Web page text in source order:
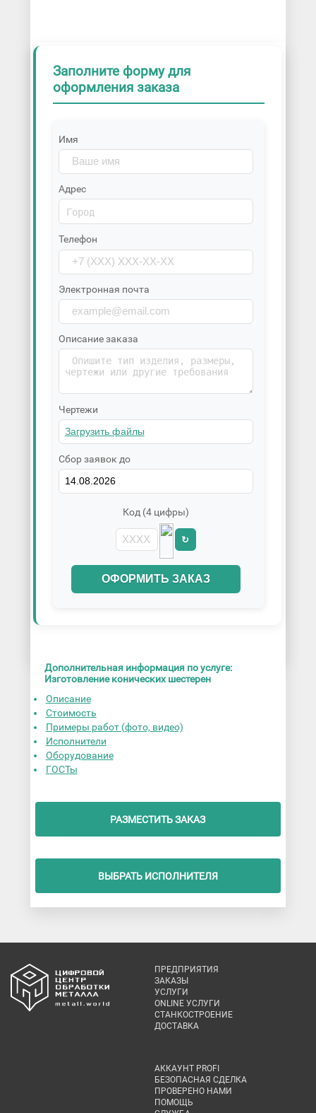
Заполните форму для
оформления заказа
Имя
Адрес
Телефон
Электронная почта
Описание заказа
Чертежи
Сбор заявок до
Код (4 цифры)
↻
ОФОРМИТЬ ЗАКАЗ
Дополнительная информация по услуге:
Изготовление конических шестерен
Описание
Стоимость
Примеры работ (фото, видео)
Исполнители
Оборудование
ГОСТы
РАЗМЕСТИТЬ ЗАКАЗ
ВЫБРАТЬ ИСПОЛНИТЕЛЯ
ПРЕДПРИЯТИЯ
ЗАКАЗЫ
УСЛУГИ
ONLINE УСЛУГИ
СТАНКОСТРОЕНИЕ
ДОСТАВКА
АККАУНТ PROFI
БЕЗОПАСНАЯ СДЕЛКА
ПРОВЕРЕНО НАМИ
ПОМОЩЬ